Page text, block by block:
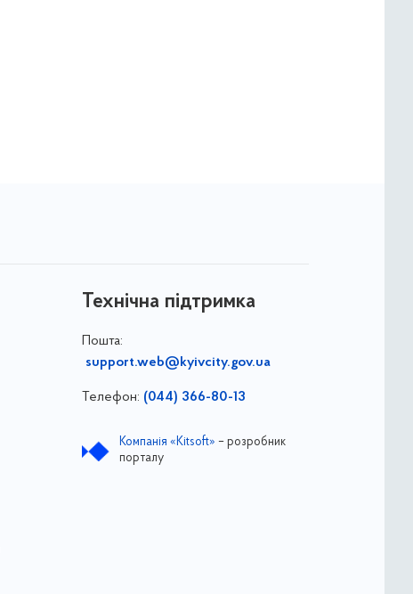
Технічна підтримка
Пошта:
support.web@kyivcity.gov.ua
Телефон: (044) 366-80-13
Компанія «Kitsoft» – розробник
порталу